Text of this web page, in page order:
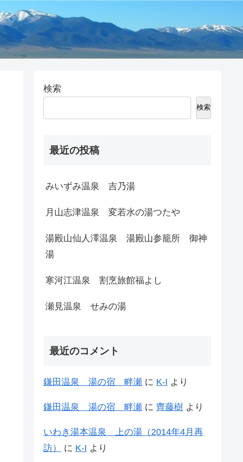
検索
検索
最近の投稿
みいずみ温泉 吉乃湯
月山志津温泉 変若水の湯つたや
湯殿山仙人澤温泉 湯殿山参籠所 御神
湯
寒河江温泉 割烹旅館福よし
瀬見温泉 せみの湯
最近のコメント
鎌田温泉 湯の宿 畔瀬 に K-I より
鎌田温泉 湯の宿 畔瀬 に 齊藤樹 より
いわき湯本温泉 上の湯（2014年4月再
訪）
に K-I より